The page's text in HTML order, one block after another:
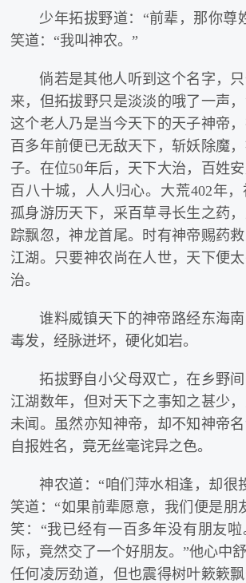
少年拓拔野道：“前辈，那你尊
笑道：“我叫神农。”
倘若是其他人听到这个名字，
来，但拓拔野只是淡淡的哦了一声，
这个老人乃是当今天下的天子神帝
百多年前便已无敌天下，斩妖除魔
子。在位50年后，天下大治，百姓
百八十城，人人归心。大荒402年，
孤身游历天下，采百草寻长生之药
踪飘忽，神龙首尾。时有神帝赐药
江湖。只要神农尚在人世，天下便
治。
谁料威镇天下的神帝路经东海
毒发，经脉迸坏，硬化如岩。
拓拔野自小父母双亡，在乡野
江湖数年，但对天下之事知之甚少
未闻。虽然亦知神帝，却不知神帝
自报姓名，竟无丝毫诧异之色。
神农道：“咱们萍水相逢，却
笑道：“如果前辈愿意，我们便是朋
笑：“我已经有一百多年没有朋友
际，竟然交了一个好朋友。”他心中
任何凌厉劲道，但也震得树叶簌簌